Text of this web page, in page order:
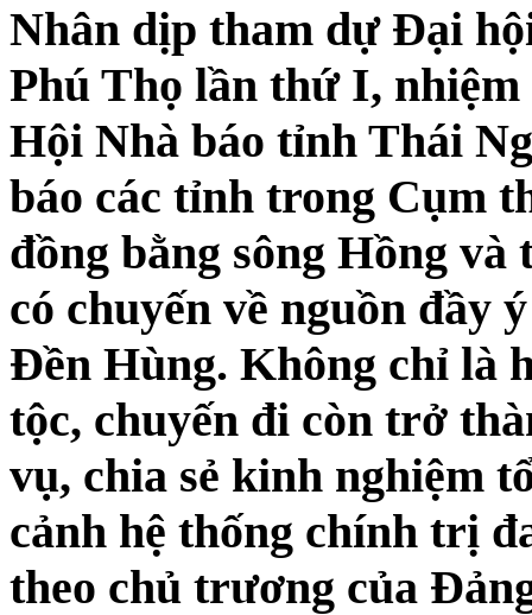
Nhân dịp tham dự Đại
Phú Thọ lần thứ I, nhiệm
Hội Nhà báo tỉnh Thái
báo các tỉnh trong Cụm
đồng bằng sông Hồng
có chuyến về nguồn đầy
Đền Hùng. Không chỉ là
tộc, chuyến đi còn trở
vụ, chia sẻ kinh nghiệm
cảnh hệ thống chính trị
theo chủ trương của